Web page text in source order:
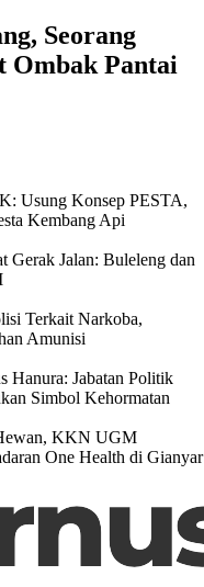
Seorang
Ombak Pantai
Usung Konsep PESTA,
Kembang Api
Gerak Jalan: Buleleng dan
Terkait Narkoba,
Amunisi
Hanura: Jabatan Politik
Simbol Kehormatan
KKN UGM
One Health di Gianyar